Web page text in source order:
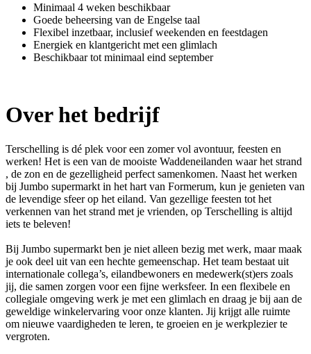
Minimaal 4 weken beschikbaar
Goede beheersing van de Engelse taal
Flexibel inzetbaar, inclusief weekenden en feestdagen
Energiek en klantgericht met een glimlach
Beschikbaar tot minimaal eind september
Over het bedrijf
Terschelling is dé plek voor een zomer vol avontuur, feesten en
werken! Het is een van de mooiste Waddeneilanden waar het strand
, de zon en de gezelligheid perfect samenkomen. Naast het werken
bij Jumbo supermarkt in het hart van Formerum, kun je genieten van
de levendige sfeer op het eiland. Van gezellige feesten tot het
verkennen van het strand met je vrienden, op Terschelling is altijd
iets te beleven!
Bij Jumbo supermarkt ben je niet alleen bezig met werk, maar maak
je ook deel uit van een hechte gemeenschap. Het team bestaat uit
internationale collega’s, eilandbewoners en medewerk(st)ers zoals
jij, die samen zorgen voor een fijne werksfeer. In een flexibele en
collegiale omgeving werk je met een glimlach en draag je bij aan de
geweldige winkelervaring voor onze klanten. Jij krijgt alle ruimte
om nieuwe vaardigheden te leren, te groeien en je werkplezier te
vergroten.